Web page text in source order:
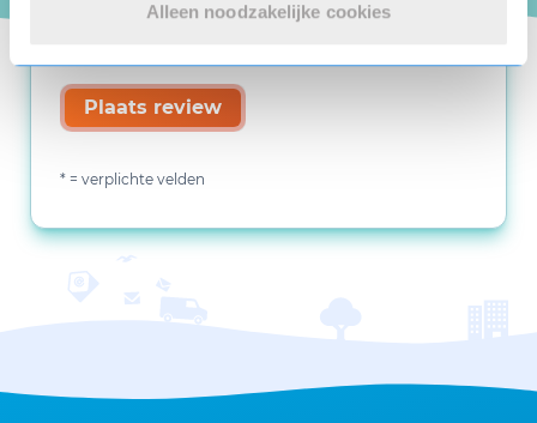
Alleen noodzakelijke cookies
Plaats review
* = verplichte velden